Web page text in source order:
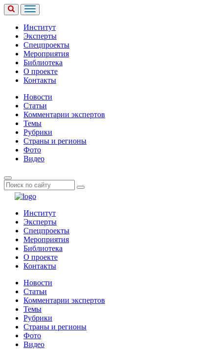
Институт
Эксперты
Спецпроекты
Мероприятия
Библиотека
О проекте
Контакты
Новости
Статьи
Комментарии экспертов
Темы
Рубрики
Страны и регионы
Фото
Видео
Институт
Эксперты
Спецпроекты
Мероприятия
Библиотека
О проекте
Контакты
Новости
Статьи
Комментарии экспертов
Темы
Рубрики
Страны и регионы
Фото
Видео